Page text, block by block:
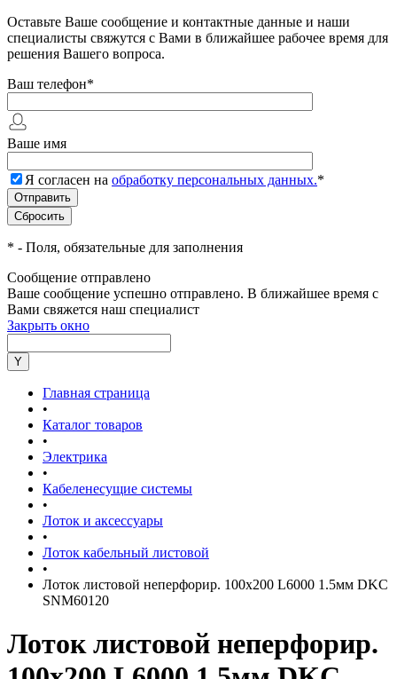
Оставьте Ваше сообщение и контактные данные и наши
специалисты свяжутся с Вами в ближайшее рабочее время для
решения Вашего вопроса.
Ваш телефон*
Ваше имя
Я согласен на обработку персональных данных.*
* - Поля, обязательные для заполнения
Сообщение отправлено
Ваше сообщение успешно отправлено. В ближайшее время с
Вами свяжется наш специалист
Закрыть окно
Главная страница
•
Каталог товаров
•
Электрика
•
Кабеленесущие системы
•
Лоток и аксессуары
•
Лоток кабельный листовой
•
Лоток листовой неперфорир. 100х200 L6000 1.5мм DKC
SNM60120
Лоток листовой неперфорир.